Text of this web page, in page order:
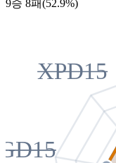
9승 8패(52.9%)
XPD15